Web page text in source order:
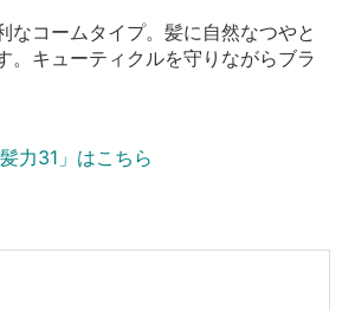
なコームタイプ。髪に自然なつやと
。キューティクルを守りながらブラ
力31」はこちら